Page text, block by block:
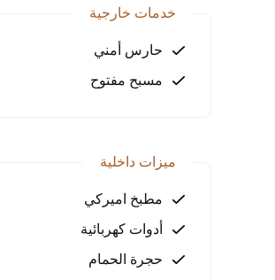
خدمات خارجية
حارس أمني
مسبح مفتوح
ميزات داخلية
مطبخ اميركي
أدوات كهربائية
حجرة الحمام